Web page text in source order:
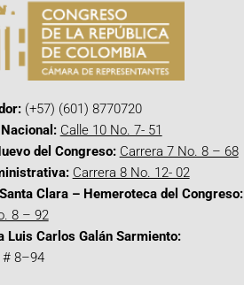
(+57) (601) 8770720
Calle 10 No. 7- 51
del Congreso: Carrera 7 No. 8 – 68
Carrera 8 No. 12- 02
Clara – Hemeroteca del Congreso:
8 – 92
Luis Carlos Galán Sarmiento:
# 8–94